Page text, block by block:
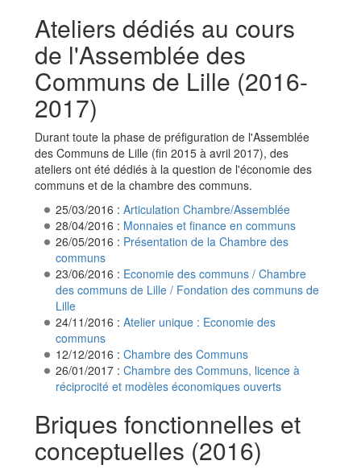
Ateliers dédiés au cours
de l'Assemblée des
Communs de Lille (2016-
2017)
Durant toute la phase de préfiguration de l'Assemblée
des Communs de Lille (fin 2015 à avril 2017), des
ateliers ont été dédiés à la question de l'économie des
communs et de la chambre des communs.
25/03/2016 : Articulation Chambre/Assemblée
28/04/2016 : Monnaies et finance en communs
26/05/2016 : Présentation de la Chambre des
communs
23/06/2016 : Economie des communs / Chambre
des communs de Lille / Fondation des communs de
Lille
24/11/2016 : Atelier unique : Economie des
communs
12/12/2016 : Chambre des Communs
26/01/2017 : Chambre des Communs, licence à
réciprocité et modèles économiques ouverts
Briques fonctionnelles et
conceptuelles (2016)